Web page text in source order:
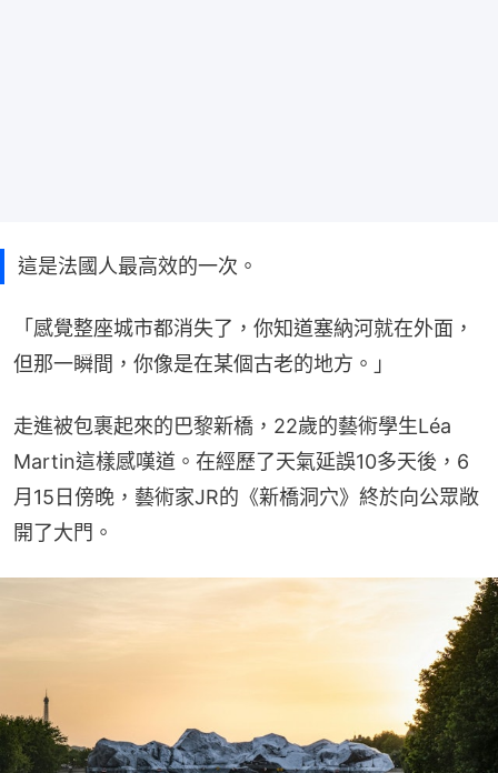
這是法國人最高效的一次。
「感覺整座城市都消失了，你知道塞納河就在外面，
但那一瞬間，你像是在某個古老的地方。」
走進被包裹起來的巴黎新橋，22歲的藝術學生Léa
Martin這樣感嘆道。在經歷了天氣延誤10多天後，6
月15日傍晚，藝術家JR的《新橋洞穴》終於向公眾敞
開了大門。